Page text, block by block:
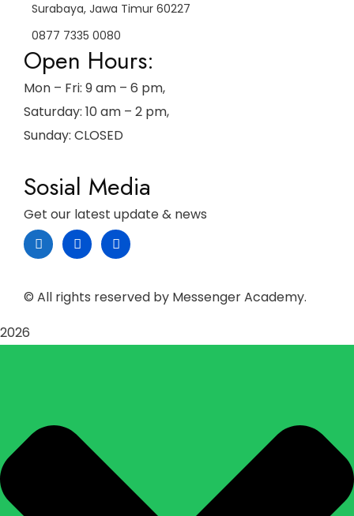
Surabaya, Jawa Timur 60227
0877 7335 0080
Open Hours:
Mon – Fri: 9 am – 6 pm,
Saturday: 10 am – 2 pm,
Sunday: CLOSED
Sosial Media
Get our latest update & news
© All rights reserved by Messenger Academy.
2026